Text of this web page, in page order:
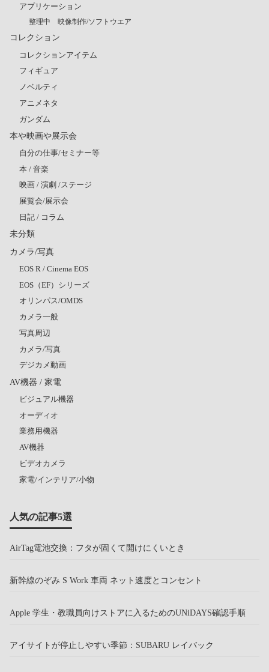
アプリケーション
整理中 映像制作/ソフトウエア
コレクション
コレクションアイテム
フィギュア
ノベルティ
アニメネタ
ガンダム
本や映画や展示会
自分の仕事/セミナー等
本 / 音楽
映画 / 演劇 /ステージ
展覧会/展示会
日記 / コラム
未分類
カメラ/写真
EOS R / Cinema EOS
EOS（EF）シリーズ
オリンパス/OMDS
カメラ一般
写真周辺
カメラ/写真
デジカメ動画
AV機器 / 家電
ビジュアル機器
オーディオ
業務用機器
AV機器
ビデオカメラ
家電/インテリア/小物
人気の記事5選
AirTag電池交換：フタが固くて開けにくいとき
新幹線のぞみ S Work 車両 ネット速度とコンセント
Apple 学生・教職員向けストアに入るためのUNiDAYS確認手順
アイサイトが停止しやすい季節：SUBARU レイバック